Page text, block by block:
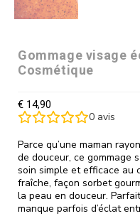
Gommage visage
Cosmétique
€ 14,90
0 avis
Parce qu’une maman
de douceur, ce gommage
soin simple et efficace au
fraîche, façon sorbet
la peau en douceur.
manque parfois d’éclat